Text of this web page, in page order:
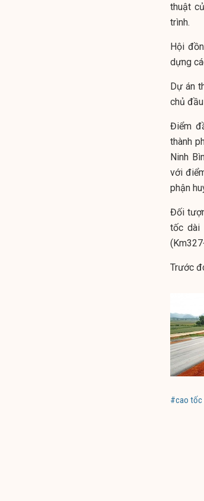
thuật
trình.
Hội
dựng
Dự án
chủ
Điểm
thành
Ninh
với
phận
Đối
tốc dài
Trước
#cao tốc